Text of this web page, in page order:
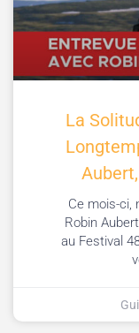
La
Ce mois-ci,
Robin
au Festival